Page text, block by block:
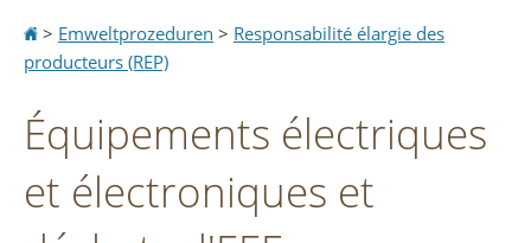
Accueil
> Emweltprozeduren > Responsabilité élargie des
producteurs (REP)
Équipements électriques
et électroniques et